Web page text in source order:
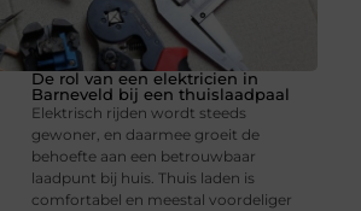
De rol van een elektricien in
Barneveld bij een thuislaadpaal
Elektrisch rijden wordt steeds
gewoner, en daarmee groeit de
behoefte aan een betrouwbaar
laadpunt bij huis. Thuis laden is
comfortabel en meestal voordeliger